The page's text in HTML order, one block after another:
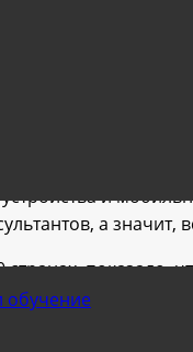
обучение
готово
при
использовавших
до 5,6%.
и
а
показало,